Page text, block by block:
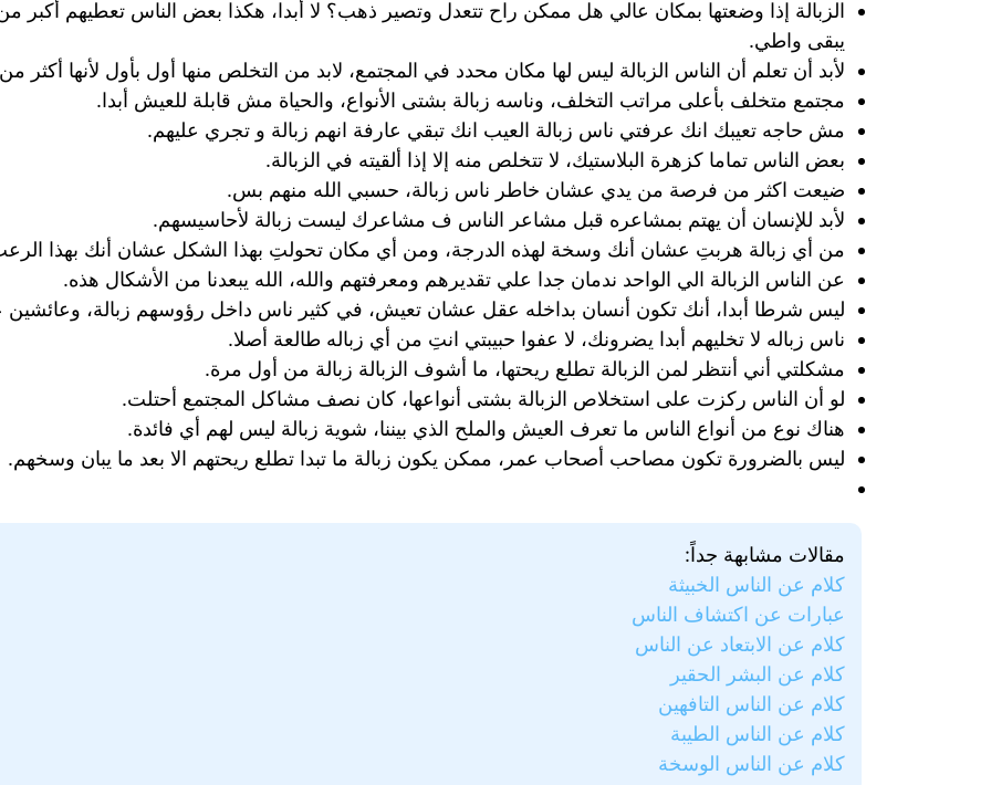
الزبالة إذا وضعتها بمكان عالي هل ممكن راح تتعدل وتصير ذهب؟ لا أبدا، هكذا بعض الناس تعطيهم
يبقى واطي.
لأبد أن تعلم أن الناس الزبالة ليس لها مكان محدد في المجتمع، لابد من التخلص منها أول بأول لأنها أكثر
مجتمع متخلف بأعلى مراتب التخلف، وناسه زبالة بشتى الأنواع، والحياة مش قابلة للعيش أبدا.
مش حاجه تعيبك انك عرفتي ناس زبالة العيب انك تبقي عارفة انهم زبالة و تجري عليهم.
بعض الناس تماما كزهرة البلاستيك، لا تتخلص منه إلا إذا ألقيته في الزبالة.
ضيعت اكثر من فرصة من يدي عشان خاطر ناس زبالة، حسبي الله منهم بس.
لأبد للإنسان أن يهتم بمشاعره قبل مشاعر الناس ف مشاعرك ليست زبالة لأحاسيسهم.
من أي زبالة هربتِ عشان أنك وسخة لهذه الدرجة، ومن أي مكان تحولتِ بهذا الشكل عشان أنك بهذا
عن الناس الزبالة الي الواحد ندمان جدا علي تقديرهم ومعرفتهم والله، الله يبعدنا من الأشكال هذه.
ليس شرطا أبدا، أنك تكون أنسان بداخله عقل عشان تعيش، في كثير ناس داخل رؤوسهم زبالة، وعائشين
ناس زباله لا تخليهم أبدا يضرونك، لا عفوا حبيبتي انتِ من أي زباله طالعة أصلا.
مشكلتي أني أنتظر لمن الزبالة تطلع ريحتها، ما أشوف الزبالة زبالة من أول مرة.
لو أن الناس ركزت على استخلاص الزبالة بشتى أنواعها، كان نصف مشاكل المجتمع أحتلت.
هناك نوع من أنواع الناس ما تعرف العيش والملح الذي بيننا، شوية زبالة ليس لهم أي فائدة.
ليس بالضرورة تكون مصاحب أصحاب عمر، ممكن يكون زبالة ما تبدا تطلع ريحتهم الا بعد ما يبان وسخهم.
مقالات مشابهة جداً:
كلام عن الناس الخبيثة
عبارات عن اكتشاف الناس
كلام عن الابتعاد عن الناس
كلام عن البشر الحقير
كلام عن الناس التافهين
كلام عن الناس الطيبة
كلام عن الناس الوسخة